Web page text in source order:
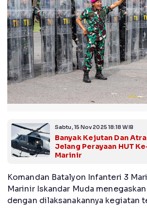
Sabtu, 15 Nov 2025 18:18 WIB
Banyak Kejutan Dan
Jelang Perayaan HUT
Marinir
Komandan Batalyon Infanteri 3
Marinir Iskandar Muda
dengan dilaksanakannya kegiatan